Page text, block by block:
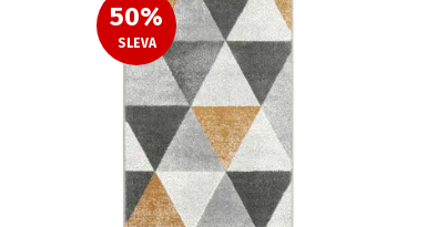
50%
SLEVA